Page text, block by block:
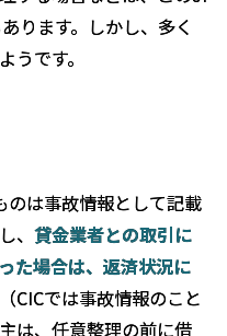
ります。しかし、多く
うです。
のは事故情報として記載
、貸金業者との取引に
た場合は、返済状況に
（CICでは事故情報のこと
は、任意整理の前に借